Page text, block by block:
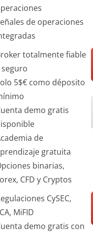
de operaciones
totalmente fiable
seguro
5$€ como déposito
demo gratis
de
gratuita
binarias,
CFD y Cryptos
CySEC,
MiFID
demo gratis con